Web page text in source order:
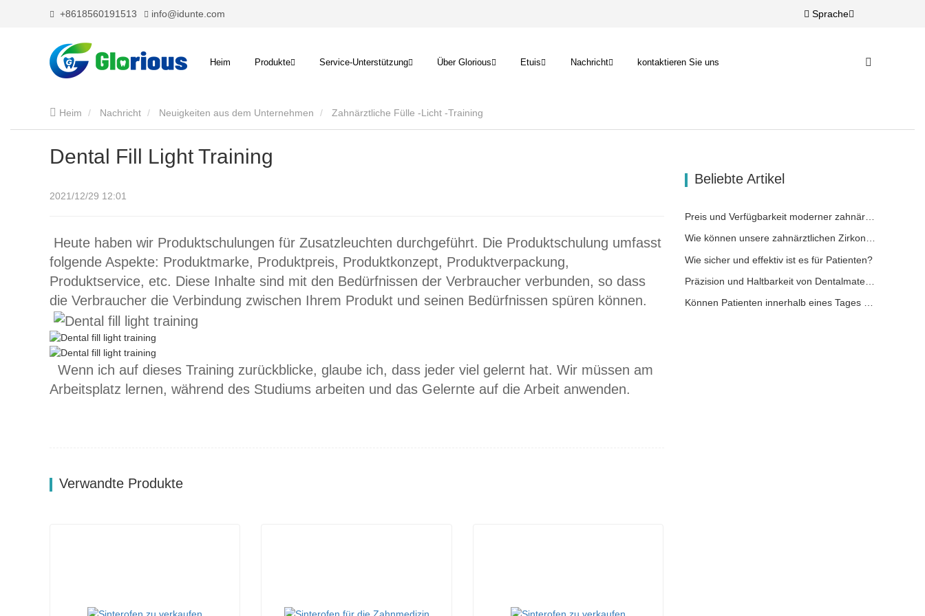
+8618560191513 info@idunte.com Sprache
Heim Produkte Service-Unterstützung Über Glorious Etuis Nachricht kontaktieren Sie uns
Heim Nachricht Neuigkeiten aus dem Unternehmen Zahnärztliche Fülle -Licht -Training
Dental Fill Light Training
2021/12/29 12:01
Heute haben wir Produktschulungen für Zusatzleuchten durchgeführt. Die Produktschulung umfasst
folgende Aspekte: Produktmarke, Produktpreis, Produktkonzept, Produktverpackung,
Produktservice, etc. Diese Inhalte sind mit den Bedürfnissen der Verbraucher verbunden, so dass
die Verbraucher die Verbindung zwischen Ihrem Produkt und seinen Bedürfnissen spüren können.
Wenn ich auf dieses Training zurückblicke, glaube ich, dass jeder viel gelernt hat. Wir müssen am
Arbeitsplatz lernen, während des Studiums arbeiten und das Gelernte auf die Arbeit anwenden.
Verwandte Produkte
Beliebte Artikel
Preis und Verfügbarkeit moderner zahnärztlicher Lösungen
Wie können unsere zahnärztlichen Zirkonoxid-Werkstoffe zu Ihrem Erfolg beitragen?
Wie sicher und effektiv ist es für Patienten?
Präzision und Haltbarkeit von Dentalmaterialien
Können Patienten innerhalb eines Tages wieder lächeln?